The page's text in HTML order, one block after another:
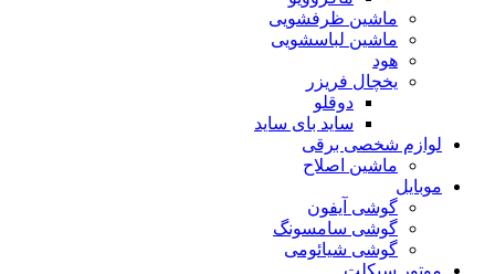
ماشین ظرفشویی
ماشین لباسشویی
هود
یخچال فریزر
دوقلو
ساید بای ساید
لوازم شخصی برقی
ماشین اصلاح
موبایل
گوشی آیفون
گوشی سامسونگ
گوشی شیائومی
موتور سیکلت